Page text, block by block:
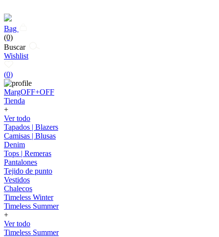
Bag
(0)
Buscar
Wishlist
(0)
MargOFF+OFF
Tienda
+
Ver todo
Tapados | Blazers
Camisas | Blusas
Denim
Tops | Remeras
Pantalones
Tejido de punto
Vestidos
Chalecos
Timeless Winter
Timeless Summer
+
Ver todo
Timeless Summer